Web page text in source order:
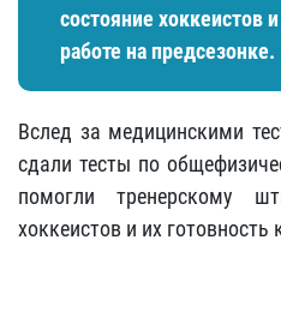
состояние хоккеистов
работе на предсезонке.
Вслед за медицинскими
сдали тесты по
помогли тренерскому
хоккеистов и их готовность